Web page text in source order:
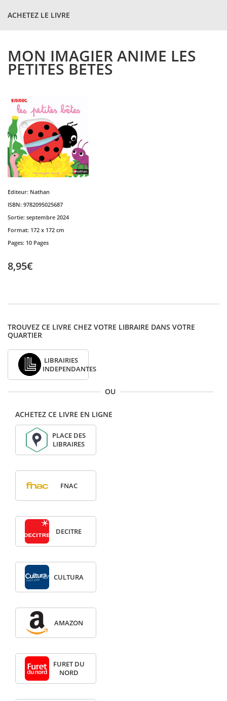
ACHETEZ LE LIVRE
MON IMAGIER ANIME LES
PETITES BETES
Editeur: Nathan
ISBN: 9782095025687
Sortie: septembre 2024
Format: 172 x 172 cm
Pages: 10 Pages
8,95€
TROUVEZ CE LIVRE CHEZ VOTRE LIBRAIRE DANS VOTRE
QUARTIER
LIBRAIRIES
INDEPENDANTES
OU
ACHETEZ CE LIVRE EN LIGNE
PLACE DES
LIBRAIRES
FNAC
DECITRE
CULTURA
AMAZON
FURET DU
NORD